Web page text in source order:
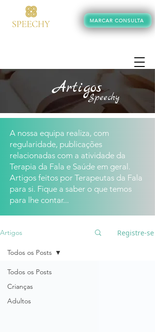
MARCAR CONSULTA
ArtigosSpeechy
A nossa equipa realiza, com
regularidade, publicações
relacionadas com a atividade da
Terapia da Fala e Saúde em geral.
Artigos feitos por Terapeutas da Fala
para si. Fique a saber o que temos
para lhe contar...
Artigos Registre-se
Todos os Posts
Crianças
Adultos
Todos os Posts